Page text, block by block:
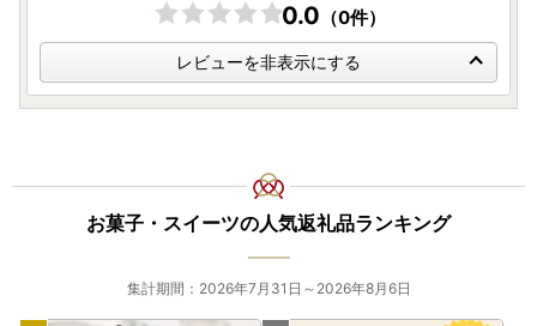
0.0 （0件）
レビューを非表示にする
お菓子・スイーツの人気返礼品ランキング
集計期間：2026年7月31日～2026年8月6日